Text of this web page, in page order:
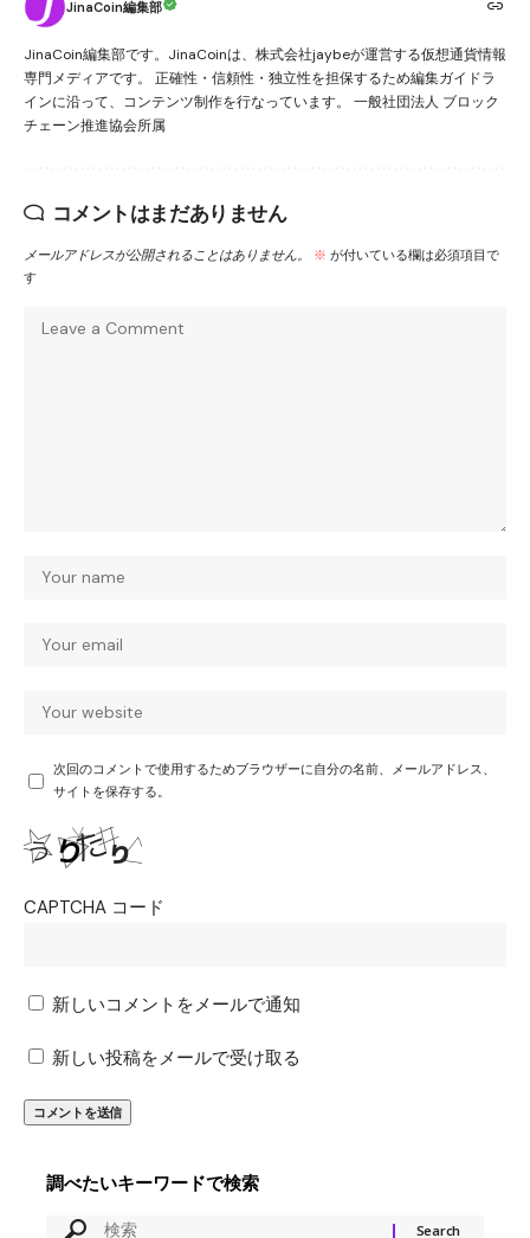
JinaCoin編集部
JinaCoin編集部です。JinaCoinは、株式会社jaybeが運営する仮想通貨情報
専門メディアです。 正確性・信頼性・独立性を担保するため編集ガイドラ
インに沿って、コンテンツ制作を行なっています。 一般社団法人 ブロック
チェーン推進協会所属
コメントはまだありません
メールアドレスが公開されることはありません。 ※ が付いている欄は必須項目で
す
次回のコメントで使用するためブラウザーに自分の名前、メールアドレス、
サイトを保存する。
CAPTCHA コード
新しいコメントをメールで通知
新しい投稿をメールで受け取る
調べたいキーワードで検索